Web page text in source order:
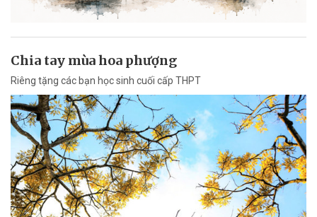
Chia tay mùa hoa phượng
Riêng tặng các bạn học sinh cuối cấp THPT